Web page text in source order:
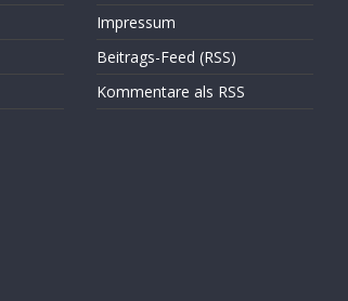
Impressum
Beitrags-Feed (RSS)
Kommentare als RSS